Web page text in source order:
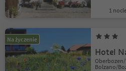
1
Na życzenie
Hotel
Bolzano/